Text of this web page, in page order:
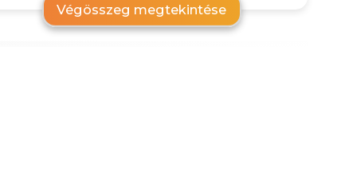
Végösszeg megtekintése